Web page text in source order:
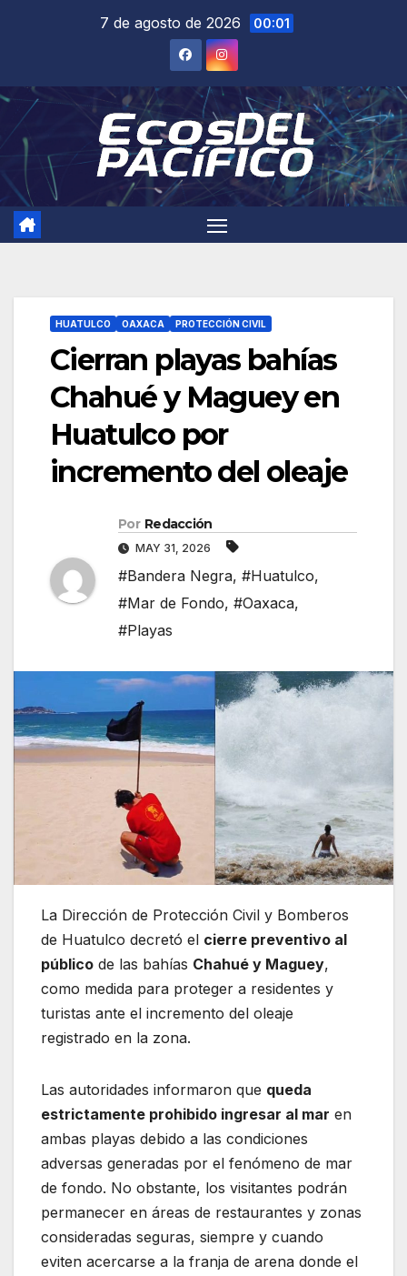
7 de agosto de 2026 00:01
HUATULCO OAXACA PROTECCIÓN CIVIL
Cierran playas bahías
Chahué y Maguey en
Huatulco por
incremento del oleaje
Por Redacción
MAY 31, 2026
#Bandera Negra, #Huatulco,
#Mar de Fondo, #Oaxaca,
#Playas
La Dirección de Protección Civil y Bomberos
de Huatulco decretó el cierre preventivo al
público de las bahías Chahué y Maguey,
como medida para proteger a residentes y
turistas ante el incremento del oleaje
registrado en la zona.
Las autoridades informaron que queda
estrictamente prohibido ingresar al mar en
ambas playas debido a las condiciones
adversas generadas por el fenómeno de mar
de fondo. No obstante, los visitantes podrán
permanecer en áreas de restaurantes y zonas
consideradas seguras, siempre y cuando
eviten acercarse a la franja de arena donde el